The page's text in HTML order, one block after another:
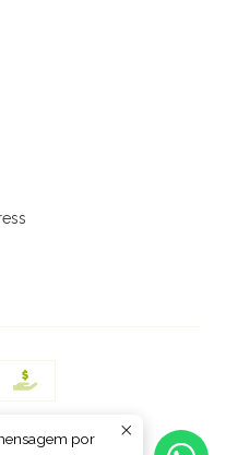
por